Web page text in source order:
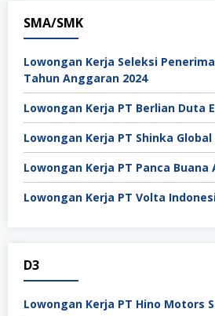
SMA/SMK
Lowongan Kerja Seleksi
Tahun Anggaran 2024
Lowongan Kerja PT Berlian Duta
Lowongan Kerja PT Shinka
Lowongan Kerja PT Panca Buana
Lowongan Kerja PT Volta
D3
Lowongan Kerja PT Hino Motors